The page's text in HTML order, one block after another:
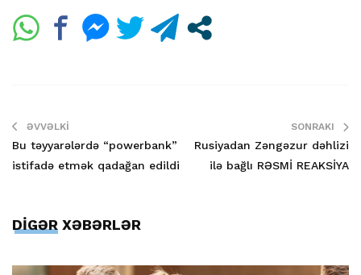
ƏVVƏLKI
Bu təyyarələrdə “powerbank”
istifadə etmək qadağan edildi
SONRAKI
Rusiyadan Zəngəzur dəhlizi
ilə bağlı RƏSMİ REAKSİYA
DİGƏR XƏBƏRLƏR